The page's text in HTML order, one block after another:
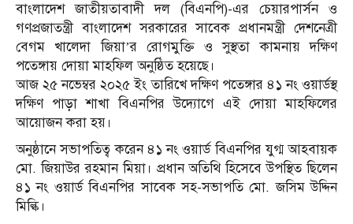
বাংলাদেশ জাতীয়তাবাদী দল (বিএনপি)-এর চেয়ারপার্সন ও
গণপ্রজাতন্ত্রী বাংলাদেশ সরকারের সাবেক প্রধানমন্ত্রী দেশনেত্রী
বেগম খালেদা জিয়া’র রোগমুক্তি ও সুস্থতা কামনায় দক্ষিণ
পতেঙ্গায় দোয়া মাহফিল অনুষ্ঠিত হয়েছে।
আজ ২৫ নভেম্বর ২০২৫ ইং তারিখে দক্ষিণ পতেঙ্গার ৪১ নং ওয়ার্ডস্থ
দক্ষিণ পাড়া শাখা বিএনপির উদ্যোগে এই দোয়া মাহফিলের
আয়োজন করা হয়।
অনুষ্ঠানে সভাপতিত্ব করেন ৪১ নং ওয়ার্ড বিএনপির যুগ্ম আহবায়ক
মো. জিয়াউর রহমান মিয়া। প্রধান অতিথি হিসেবে উপস্থিত ছিলেন
৪১ নং ওয়ার্ড বিএনপির সাবেক সহ-সভাপতি মো. জসিম উদ্দিন
মিল্কি।